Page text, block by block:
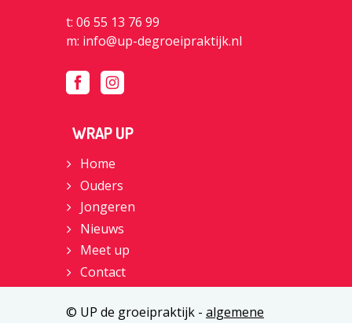
t: 06 55 13 76 99
m: info@up-degroeipraktijk.nl
WRAP UP
Home
Ouders
Jongeren
Nieuws
Meet up
Contact
© UP de groeipraktijk - algemene